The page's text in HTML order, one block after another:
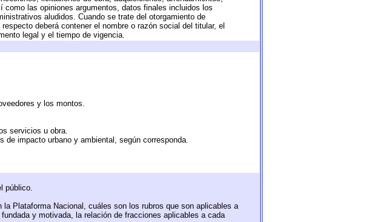
las opiniones argumentos, datos finales incluidos los
aludidos. Cuando se trate del otorgamiento de
deberá contener el nombre o razón social del titular, el
legal y el tiempo de vigencia.
y los montos.
servicios u obra.
impacto urbano y ambiental, según corresponda.
público.
Plataforma Nacional, cuáles son los rubros que son aplicables a
y motivada, la relación de fracciones aplicables a cada